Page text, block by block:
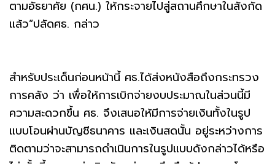
ตามอัธยาศัย (กศน.) ให้กระจายไปสู่สถานศึกษาในสังกัด
แล้ว”ปลัดศธ. กล่าว
สำหรับประเด็นก่อนหน้านี้ ศธ.ได้ส่งหนังสือถึงกระทรวง
การคลัง ว่า เพื่อให้การเบิกจ่ายงบประมาณในส่วนนี้มี
ความสะดวกขึ้น ศธ. จึงเสนอให้มีการจ่ายเงินทั้งในรูป
แบบโอนผ่านบัญชีธนาคาร และเงินสดนั้น อยู่ระหว่างการ
ติดตามว่าจะสามารถดำเนินการในรูปแบบดังกล่าวได้หรือ